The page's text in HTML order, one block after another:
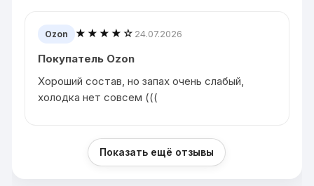
Ozon ★★★★☆ 24.07.2026
Покупатель Ozon
Хороший состав, но запах очень слабый,
холодка нет совсем (((
Показать ещё отзывы